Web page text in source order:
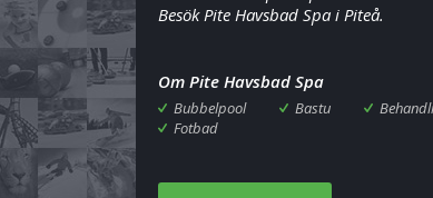
Besök Pite Havsbad Spa i Piteå.
Om Pite Havsbad Spa
Bubbelpool Bastu
Fotbad